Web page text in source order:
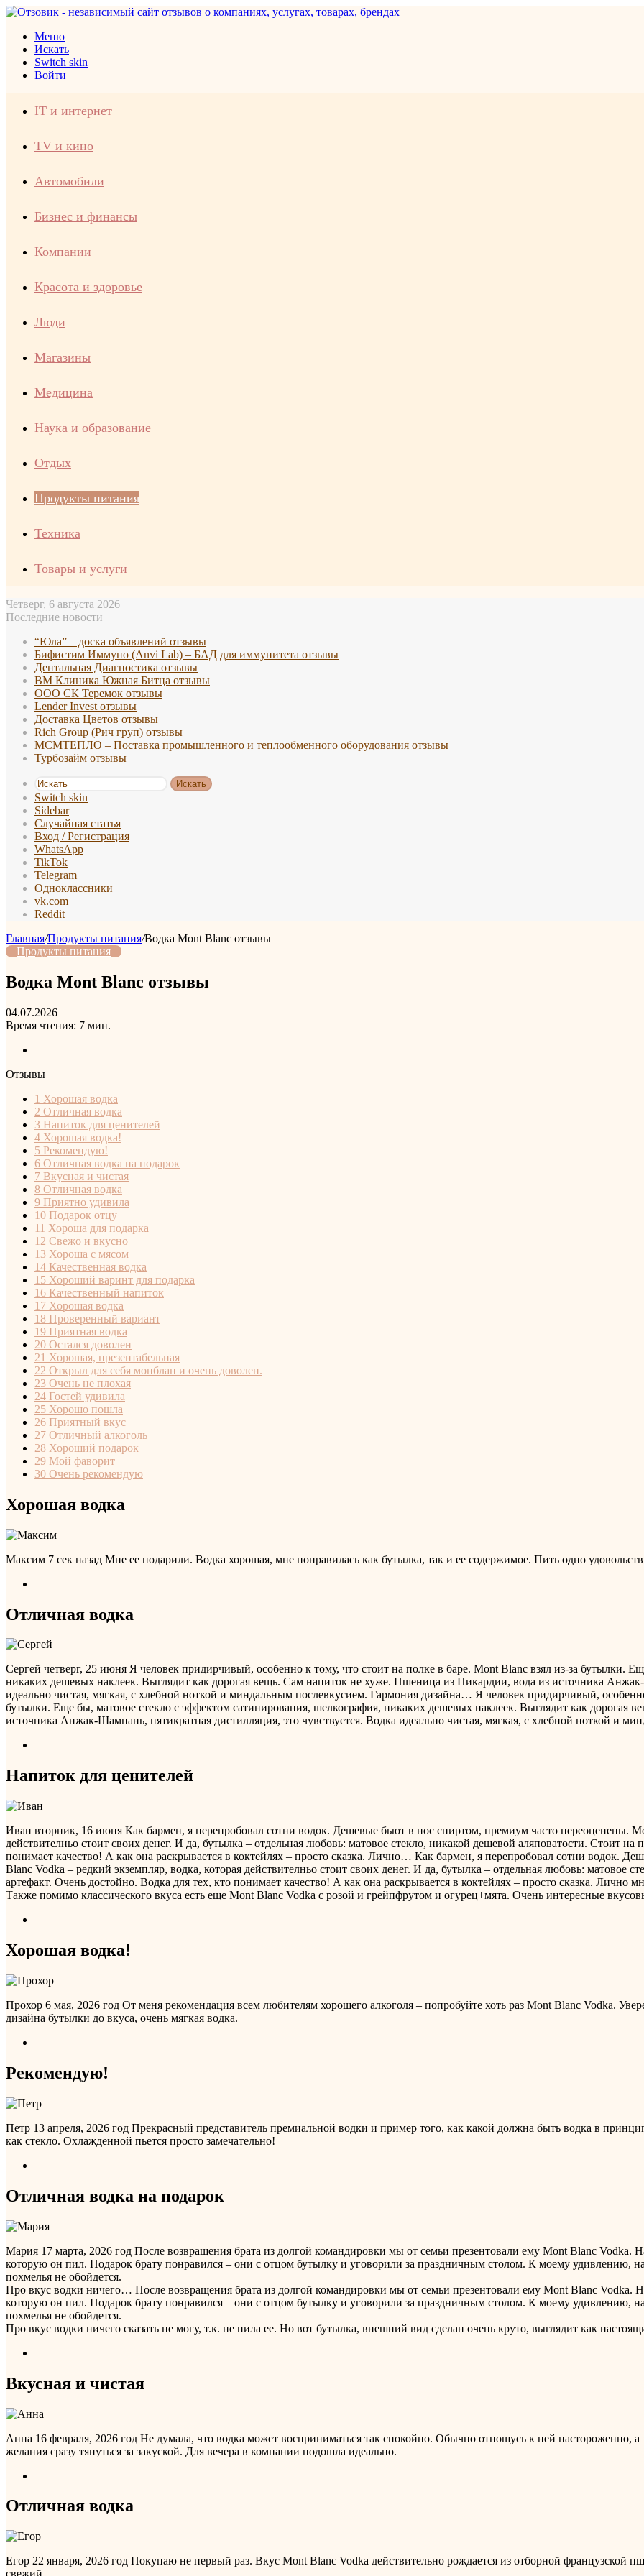
Меню
Искать
Switch skin
Войти
IT и интернет
TV и кино
Автомобили
Бизнес и финансы
Компании
Красота и здоровье
Люди
Магазины
Медицина
Наука и образование
Отдых
Продукты питания
Техника
Товары и услуги
Четверг, 6 августа 2026
Последние новости
“Юла” – доска объявлений отзывы
Бифистим Иммуно (Anvi Lab) – БАД для иммунитета отзывы
Дентальная Диагностика отзывы
ВМ Клиника Южная Битца отзывы
ООО СК Теремок отзывы
Lender Invest отзывы
Доставка Цветов отзывы
Rich Group (Рич груп) отзывы
МСМТЕПЛО – Поставка промышленного и теплообменного оборудования отзывы
Турбозайм отзывы
Искать
Switch skin
Sidebar
Случайная статья
Вход / Регистрация
WhatsApp
TikTok
Telegram
Одноклассники
vk.com
Reddit
Главная/Продукты питания/Водка Mont Blanc отзывы
Продукты питания
Водка Mont Blanc отзывы
04.07.2026
Время чтения: 7 мин.
Отзывы
1 Хорошая водка
2 Отличная водка
3 Напиток для ценителей
4 Хорошая водка!
5 Рекомендую!
6 Отличная водка на подарок
7 Вкусная и чистая
8 Отличная водка
9 Приятно удивила
10 Подарок отцу
11 Хороша для подарка
12 Свежо и вкусно
13 Хороша с мясом
14 Качественная водка
15 Хороший варинт для подарка
16 Качественный напиток
17 Хорошая водка
18 Проверенный вариант
19 Приятная водка
20 Остался доволен
21 Хорошая, презентабельная
22 Открыл для себя монблан и очень доволен.
23 Очень не плохая
24 Гостей удивила
25 Хорошо пошла
26 Приятный вкус
27 Отличный алкоголь
28 Хороший подарок
29 Мой фаворит
30 Очень рекомендую
Хорошая водка
Максим 7 сек назад Мне ее подарили. Водка хорошая, мне понравилась как бутылка, так и ее содержимое. Пить одно
Отличная водка
Сергей четверг, 25 июня Я человек придирчивый, особенно к тому, что стоит на полке в баре. Mont Blanc взял из-за бутылки.
никаких дешевых наклеек. Выглядит как дорогая вещь. Сам напиток не хуже. Пшеница из Пикардии, вода из источника
идеально чистая, мягкая, с хлебной ноткой и миндальным послевкусием. Гармония дизайна… Я человек придирчивый,
бутылки. Еще бы, матовое стекло с эффектом сатинирования, шелкография, никаких дешевых наклеек. Выглядит как дорогая
источника Анжак-Шампань, пятикратная дистилляция, это чувствуется. Водка идеально чистая, мягкая, с хлебной ноткой и
Напиток для ценителей
Иван вторник, 16 июня Как бармен, я перепробовал сотни водок. Дешевые бьют в нос спиртом, премиум часто переоценены.
действителньо стоит своих денег. И да, бутылка – отдельная любовь: матовое стекло, никакой дешевой аляповатости. Стоит на
понимает качество! А как она раскрывается в коктейлях – просто сказка. Лично… Как бармен, я перепробовал сотни водок.
Blanc Vodka – редкий экземпляр, водка, которая действителньо стоит своих денег. И да, бутылка – отдельная любовь: матовое
артефакт. Очень достойно. Водка для тех, кто понимает качество! А как она раскрывается в коктейлях – просто сказка. Лично
Также помимо классического вкуса есть еще Mont Blanc Vodka с розой и грейпфрутом и огурец+мята. Очень интересные
Хорошая водка!
Прохор 6 мая, 2026 год От меня рекомендация всем любителям хорошего алкоголя – попробуйте хоть раз Mont Blanc Vodka.
дизайна бутылки до вкуса, очень мягкая водка.
Рекомендую!
Петр 13 апреля, 2026 год Прекрасный представитель премиальной водки и пример того, как какой должна быть водка в
как стекло. Охлажденной пьется просто замечательно!
Отличная водка на подарок
Мария 17 марта, 2026 год После возвращения брата из долгой командировки мы от семьи презентовали ему Mont Blanc Vodka.
которую он пил. Подарок брату понравился – они с отцом бутылку и уговорили за праздничным столом. К моему удивлению,
похмелья не обойдется.
Про вкус водки ничего… После возвращения брата из долгой командировки мы от семьи презентовали ему Mont Blanc Vodka.
которую он пил. Подарок брату понравился – они с отцом бутылку и уговорили за праздничным столом. К моему удивлению,
похмелья не обойдется.
Про вкус водки ничего сказать не могу, т.к. не пила ее. Но вот бутылка, внешний вид сделан очень круто, выглядит как
Вкусная и чистая
Анна 16 февраля, 2026 год Не думала, что водка может восприниматься так спокойно. Обычно отношусь к ней настороженно,
желания сразу тянуться за закуской. Для вечера в компании подошла идеально.
Отличная водка
Егор 22 января, 2026 год Покупаю не первый раз. Вкус Mont Blanc Vodka действительно рождается из отборной французской